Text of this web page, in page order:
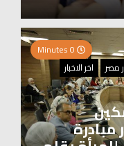
مصر
اخر الاخبار
مبادرة